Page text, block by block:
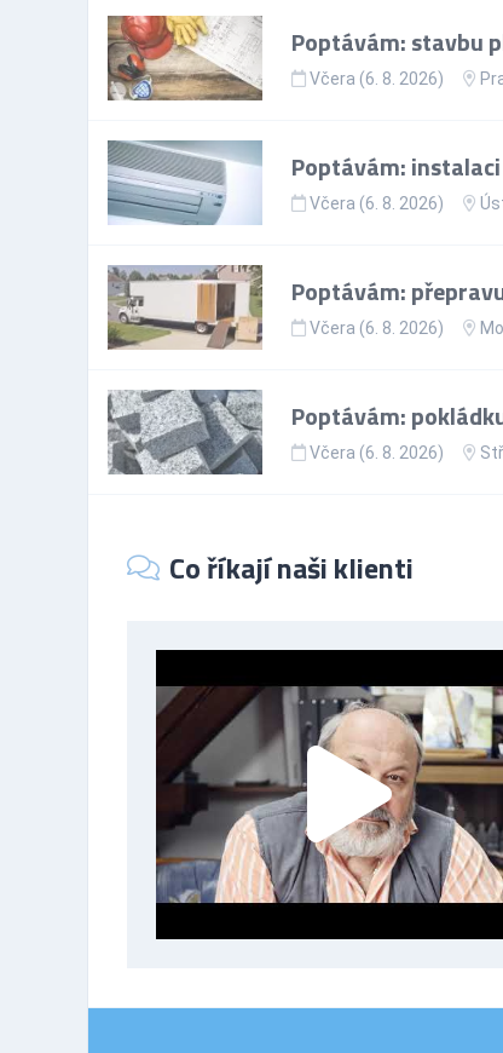
Poptávám: stavbu
Včera (6. 8. 2026)
Poptávám:
Včera (6. 8. 2026)
Poptávám:
Včera (6. 8. 2026)
Poptávám:
Včera (6. 8. 2026)
Co říkají naši klienti